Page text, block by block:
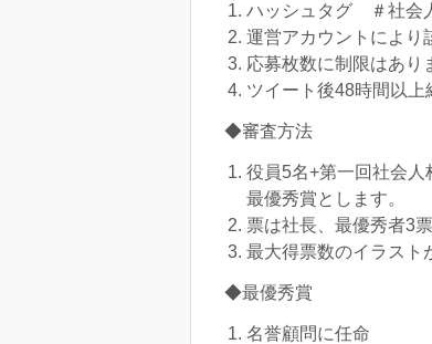
ハッシュタグ ＃社会
運営アカウントにより
応募枚数に制限はあり
ツイート後48時間以上
◆審査方法
役員5名+第一回社会
最優秀賞とします。
票は社長、最優秀者3
最大得票数のイラスト
◆最優秀賞
名誉顧問に任命